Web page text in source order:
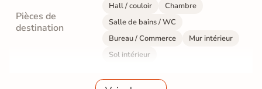
Pièces de
destination
Hall / couloir
Chambre
Salle de bains / WC
Bureau / Commerce
Mur intérieur
Sol intérieur
Grès cérame émaillé